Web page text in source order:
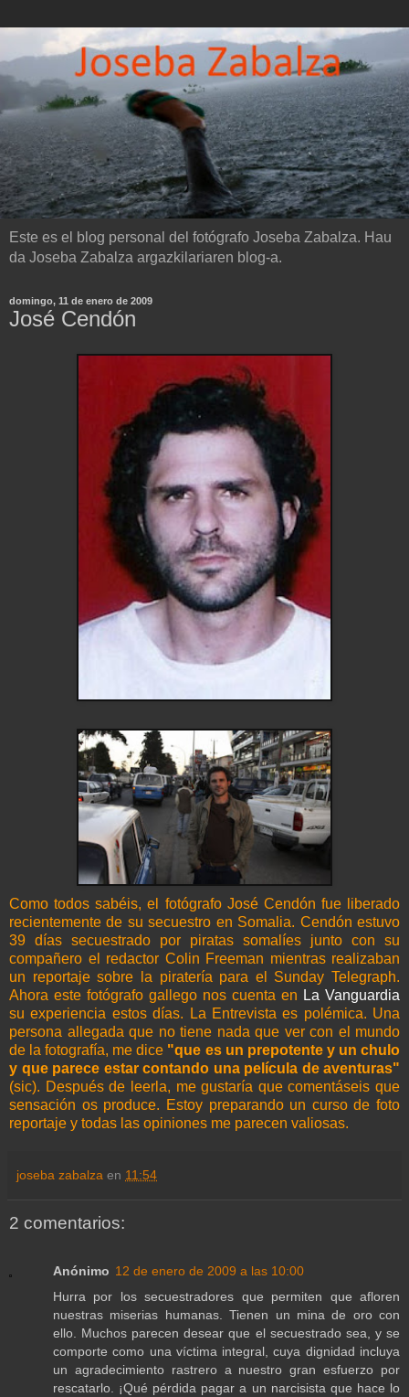
Este es el blog personal del fotógrafo Joseba Zabalza. Hau
da Joseba Zabalza argazkilariaren blog-a.
domingo, 11 de enero de 2009
José Cendón
Como todos sabéis, el fotógrafo José Cendón fue liberado
recientemente de su secuestro en Somalia. Cendón estuvo
39 días secuestrado por piratas somalíes junto con su
compañero el redactor Colin Freeman mientras realizaban
un reportaje sobre la piratería para el Sunday Telegraph.
Ahora este fotógrafo gallego nos cuenta en La Vanguardia
su experiencia estos días. La Entrevista es polémica. Una
persona allegada que no tiene nada que ver con el mundo
de la fotografía, me dice "que es un prepotente y un chulo
y que parece estar contando una película de aventuras"
(sic). Después de leerla, me gustaría que comentáseis que
sensación os produce. Estoy preparando un curso de foto
reportaje y todas las opiniones me parecen valiosas.
joseba zabalza en 11:54
2 comentarios:
Anónimo 12 de enero de 2009 a las 10:00
Hurra por los secuestradores que permiten que afloren
nuestras miserias humanas. Tienen un mina de oro con
ello. Muchos parecen desear que el secuestrado sea, y se
comporte como una víctima integral, cuya dignidad incluya
un agradecimiento rastrero a nuestro gran esfuerzo por
rescatarlo. ¡Qué pérdida pagar a un narcisista que hace lo